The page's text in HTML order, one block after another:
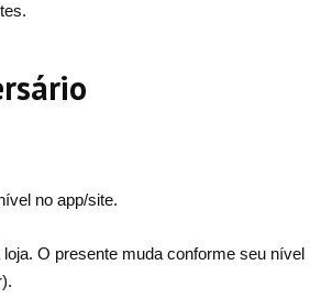
no app/site.
O presente muda conforme seu nível